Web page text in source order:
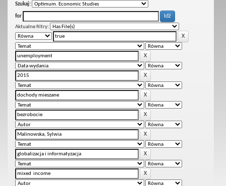
Szukaj:
for
Aktualne filtry: